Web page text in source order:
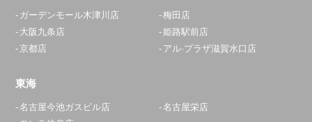
ガーデンモール木津川店
梅田店
大阪九条店
姫路駅前店
京都店
アル·プラザ滋賀水口店
東海
名古屋今池ガスビル店
名古屋栄店